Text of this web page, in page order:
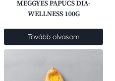
MEGGYES PAPUCS DIA-
WELLNESS 100G
Tovább olvasom